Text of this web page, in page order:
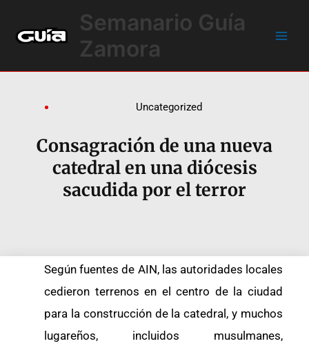
contenido
Semanario Guía
Zamora
Uncategorized
Consagración de una nueva
catedral en una diócesis
sacudida por el terror
Según fuentes de AIN, las autoridades locales
cedieron terrenos en el centro de la ciudad
para la construcción de la catedral, y muchos
lugareños, incluidos musulmanes,